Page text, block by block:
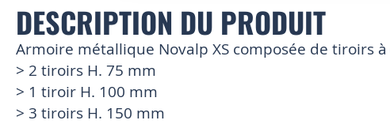
the
beginning
of
the
images
gallery
DESCRIPTION DU PRODUIT
Armoire métallique Novalp XS composée de tiroirs
> 2 tiroirs H. 75 mm
> 1 tiroir H. 100 mm
> 3 tiroirs H. 150 mm